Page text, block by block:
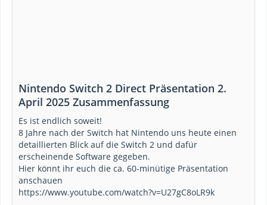
Nintendo Switch 2 Direct Präsentation 2.
April 2025 Zusammenfassung
Es ist endlich soweit!
8 Jahre nach der Switch hat Nintendo uns heute einen
detaillierten Blick auf die Switch 2 und dafür
erscheinende Software gegeben.
Hier könnt ihr euch die ca. 60-minütige Präsentation
anschauen
https://www.youtube.com/watch?v=U27gC8oLR9k